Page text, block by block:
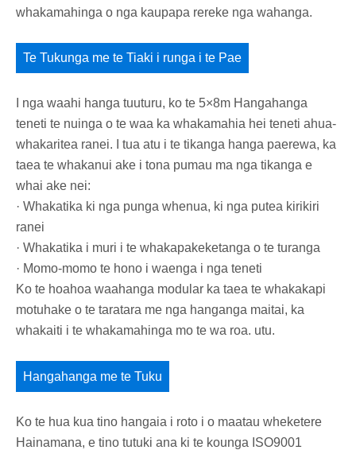
whakamahinga o nga kaupapa rereke nga wahanga.
Te Tukunga me te Tiaki i runga i te Pae
I nga waahi hanga tuuturu, ko te 5×8m Hangahanga
teneti te nuinga o te waa ka whakamahia hei teneti ahua-
whakaritea ranei. I tua atu i te tikanga hanga paerewa, ka
taea te whakanui ake i tona pumau ma nga tikanga e
whai ake nei:
· Whakatika ki nga punga whenua, ki nga putea kirikiri
ranei
· Whakatika i muri i te whakapakeketanga o te turanga
· Momo-momo te hono i waenga i nga teneti
Ko te hoahoa waahanga modular ka taea te whakakapi
motuhake o te taratara me nga hanganga maitai, ka
whakaiti i te whakamahinga mo te wa roa. utu.
Hangahanga me te Tuku
Ko te hua kua tino hangaia i roto i o maatau wheketere
Hainamana, e tino tutuki ana ki te kounga ISO9001